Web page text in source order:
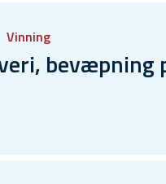
Vinning
bevæpning